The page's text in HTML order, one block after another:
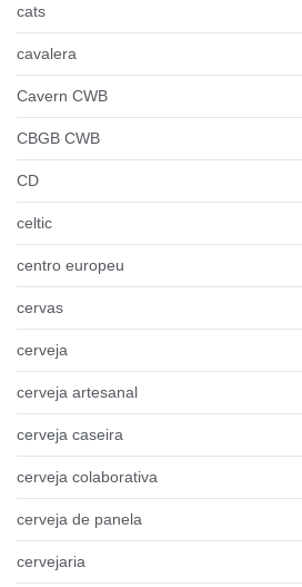
cats
cavalera
Cavern CWB
CBGB CWB
CD
celtic
centro europeu
cervas
cerveja
cerveja artesanal
cerveja caseira
cerveja colaborativa
cerveja de panela
cervejaria